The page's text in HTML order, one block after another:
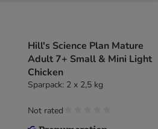
Hill's Science Plan Mature
Adult 7+ Small & Mini Light
Chicken
Sparpack: 2 x 2,5 kg
Not rated